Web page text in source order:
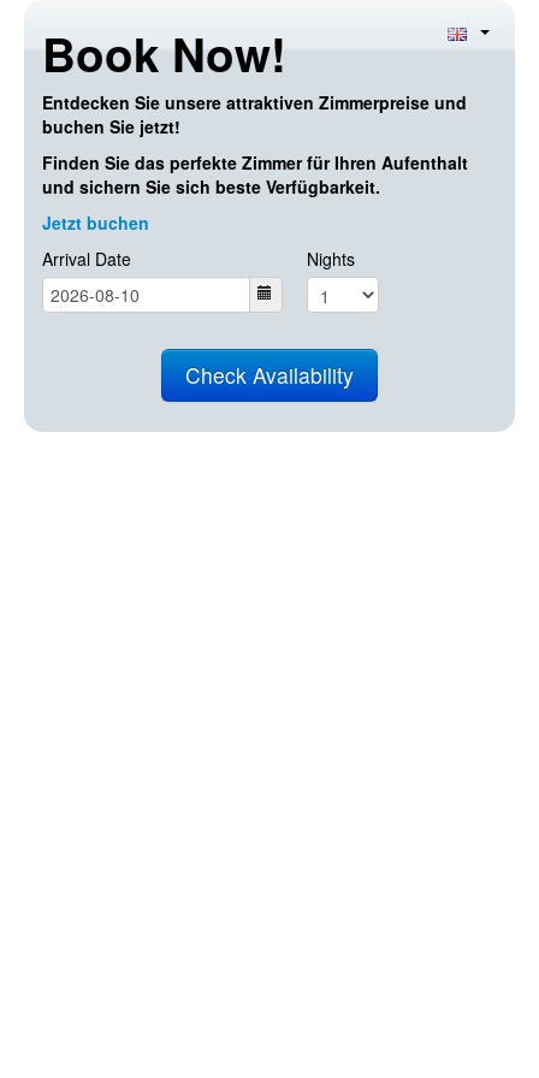
Book Now!
Entdecken Sie unsere attraktiven Zimmerpreise und
buchen Sie jetzt!
Finden Sie das perfekte Zimmer für Ihren Aufenthalt
und sichern Sie sich beste Verfügbarkeit.
Jetzt buchen
Arrival Date
Nights
Check Availability